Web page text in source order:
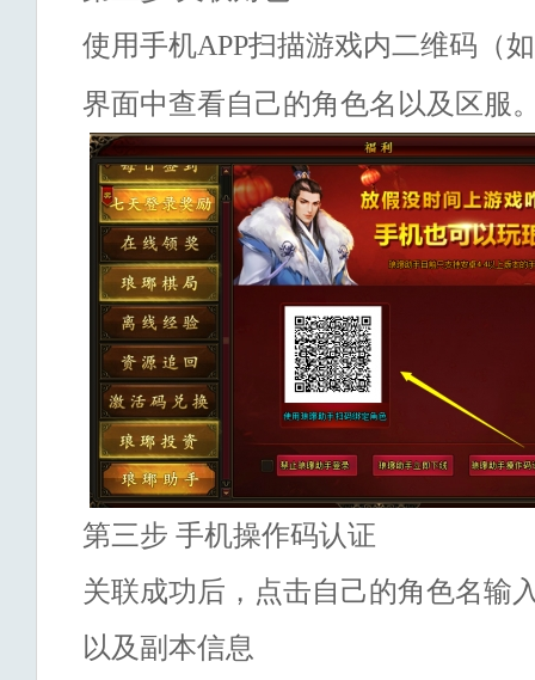
使用手机APP扫描游戏内二维码（
界面中查看自己的角色名以及区服
第三步 手机操作码认证
关联成功后，点击自己的角色名输
以及副本信息